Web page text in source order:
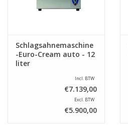
Schlagsahnemaschine
-Euro-Cream auto - 12
liter
Incl. BTW
€7.139,00
Excl. BTW
€5.900,00